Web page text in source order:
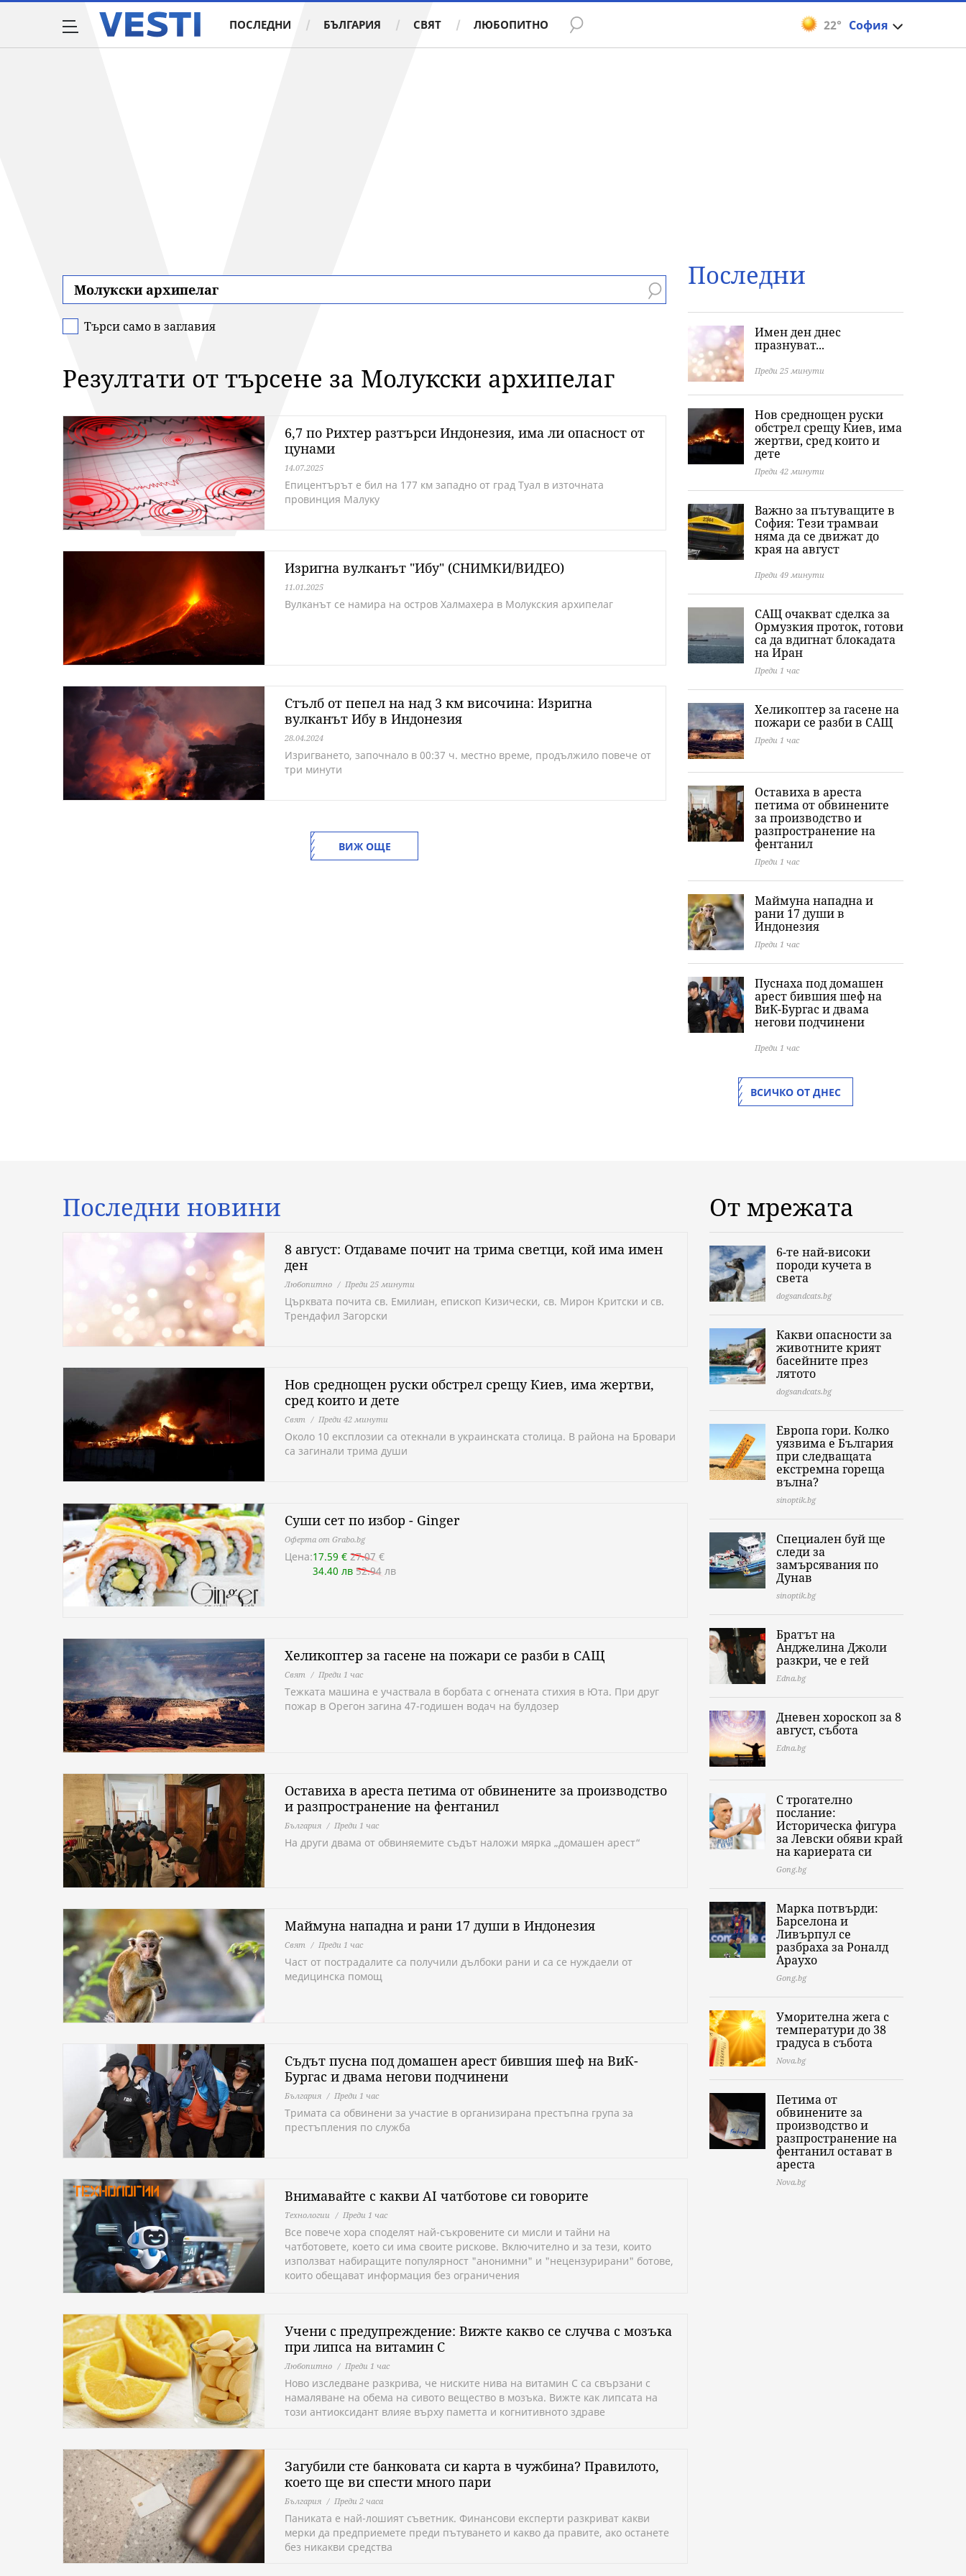
22° София
ПОСЛЕДНИ БЪЛГАРИЯ СВЯТ ЛЮБОПИТНО
Търси само в заглавия
Резултати от търсене за Молукски архипелаг
6,7 по Рихтер разтърси Индонезия, има ли опасност от
цунами
14.07.2025
Епицентърът е бил на 177 км западно от град Туал в източната
провинция Малуку
Изригна вулканът "Ибу" (СНИМКИ/ВИДЕО)
11.01.2025
Вулканът се намира на остров Халмахера в Молукския архипелаг
Стълб от пепел на над 3 км височина: Изригна
вулканът Ибу в Индонезия
28.04.2024
Изригването, започнало в 00:37 ч. местно време, продължило повече от
три минути
ВИЖ ОЩЕ
Последни
Имен ден днес
празнуват...
Преди 25 минути
Нов среднощен руски
обстрел срещу Киев, има
жертви, сред които и
дете
Преди 42 минути
Важно за пътуващите в
София: Тези трамваи
няма да се движат до
края на август
Преди 49 минути
САЩ очакват сделка за
Ормузкия проток, готови
са да вдигнат блокадата
на Иран
Преди 1 час
Хеликоптер за гасене на
пожари се разби в САЩ
Преди 1 час
Оставиха в ареста
петима от обвинените
за производство и
разпространение на
фентанил
Преди 1 час
Маймуна нападна и
рани 17 души в
Индонезия
Преди 1 час
Пуснаха под домашен
арест бившия шеф на
ВиК-Бургас и двама
негови подчинени
Преди 1 час
ВСИЧКО ОТ ДНЕС
Последни новини
8 август: Отдаваме почит на трима светци, кой има имен
ден
Любопитно Преди 25 минути
Църкватa почита св. Емилиан, епископ Кизически, св. Мирон Критски и св.
Трендафил Загорски
Нов среднощен руски обстрел срещу Киев, има жертви,
сред които и дете
Свят Преди 42 минути
Около 10 експлозии са отекнали в украинската столица. В района на Бровари
са загинали трима души
Суши сет по избор - Ginger
Оферта от Grabo.bg
Цена:17.59 € 27.07 €
34.40 лв 52.94 лв
Хеликоптер за гасене на пожари се разби в САЩ
Свят Преди 1 час
Тежката машина е участвала в борбата с огнената стихия в Юта. При друг
пожар в Орегон загина 47-годишен водач на булдозер
Оставиха в ареста петима от обвинените за производство
и разпространение на фентанил
България Преди 1 час
На други двама от обвиняемите съдът наложи мярка „домашен арест“
Маймуна нападна и рани 17 души в Индонезия
Свят Преди 1 час
Част от пострадалите са получили дълбоки рани и са се нуждаели от
медицинска помощ
Съдът пусна под домашен арест бившия шеф на ВиК-
Бургас и двама негови подчинени
България Преди 1 час
Тримата са обвинени за участие в организирана престъпна група за
престъпления по служба
Внимавайте с какви AI чатботове си говорите
Технологии Преди 1 час
Все повече хора споделят най-съкровените си мисли и тайни на
чатботовете, което си има своите рискове. Включително и за тези, които
използват набиращите популярност "анонимни" и "нецензурирани" ботове,
които обещават информация без ограничения
Учени с предупреждение: Вижте какво се случва с мозъка
при липса на витамин C
Любопитно Преди 1 час
Ново изследване разкрива, че ниските нива на витамин C са свързани с
намаляване на обема на сивото вещество в мозъка. Вижте как липсата на
този антиоксидант влияе върху паметта и когнитивното здраве
Загубили сте банковата си карта в чужбина? Правилото,
което ще ви спести много пари
България Преди 2 часа
Паниката е най-лошият съветник. Финансови експерти разкриват какви
мерки да предприемете преди пътуването и какво да правите, ако останете
без никакви средства
От мрежата
6-те най-високи
породи кучета в
света
dogsandcats.bg
Какви опасности за
животните крият
басейните през
лятото
dogsandcats.bg
Европа гори. Колко
уязвима е България
при следващата
екстремна гореща
вълна?
sinoptik.bg
Специален буй ще
следи за
замърсявания по
Дунав
sinoptik.bg
Братът на
Анджелина Джоли
разкри, че е гей
Edna.bg
Дневен хороскоп за 8
август, събота
Edna.bg
С трогателно
послание:
Историческа фигура
за Левски обяви край
на кариерата си
Gong.bg
Марка потвърди:
Барселона и
Ливърпул се
разбраха за Роналд
Араухо
Gong.bg
Уморителна жега с
температури до 38
градуса в събота
Nova.bg
Петима от
обвинените за
производство и
разпространение на
фентанил остават в
ареста
Nova.bg